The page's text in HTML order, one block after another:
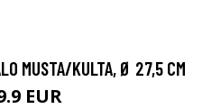
MUSTA/KULTA, Ø 27,5 CM
EUR